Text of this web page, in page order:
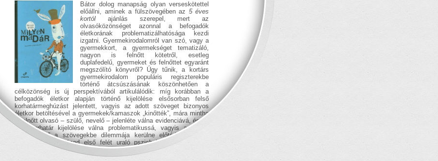
Bátor dolog manapság olyan verseskötettel
előállni, aminek a fülszövegében az 5 éves
kortól ajánlás szerepel, mert az
olvasóközönséget azonnal a befogadók
életkorának problematizálhatósága kezdi
izgatni. Gyermekirodalomról van szó, vagy a
gyermekkort, a gyermekséget tematizáló,
nagyon is felnőtt kötetről, esetleg
duplafedelű, gyermeket és felnőttet egyaránt
megszólító könyvről? Úgy tűnik, a kortárs
gyermekirodalom populáris regiszterekbe
történő átcsúszásának köszönhetően a
célközönség is új perspektívából artikulálódik: míg korábban a
befogadók életkor alapján történő kijelölése elsősorban felső
korhatármeghúzást jelentett, vagyis az adott szöveget bizonyos
életkor betöltésével a gyermekek/kamaszok „kinőtték”, mára mintha
a felnőtt olvasó – szülő, nevelő – jelenléte válna evidenciává, és az
alsó korhatár kijelölése válna problematikussá, vagyis a „mikor
nőnek bele” a szövegekbe dilemmája kerülne előtérbe. Mindez
felidézi a 20. század első felét uraló pszichológiai irányultságú
gyermekirodalmi diskurzus beszédmódját, ami nosztalgikus
modalitással, a felnőtt világ perspektíváján keresztül, idealizálva, ­